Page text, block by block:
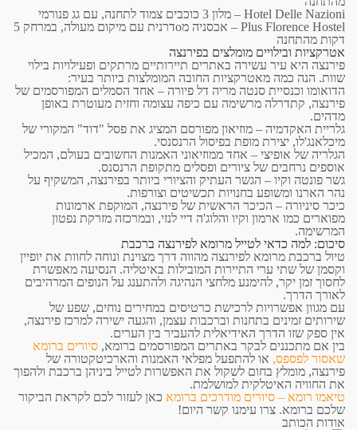
Hotel Delle Nazioni –
מלון 3 כוכבים צמוד לתחנה, עם גג פנורמי
Plus Florence Hostel –
אכסניה מοדרנית עם מיקום מעולה, במרחק 5
דקות מהתחנה
אטרקציות ובילויים מומלצים בפירנצה
פירנצה היא עיר עשירה באתרים תיירותיים מרתקים ופעילויות בילוי
שוות. הנה כמה מאטרקציות החובה המומלצות ביותר בעיר:
הדואומו וכנסיית סנטה מריה דל פיורה – אחד הסמלים המפורסמים של
פירנצה, קתדרלה מרשימה עם כיפה עצומה וחזית מעוטרת באופן
מדהים.
גלריית האקדמיה – מוזיאון מפורסם המציג את פסל "דוד" המקורי של
מיכלאנג'לו, יצירת מופת בפיסול הרנסנסי.
הגלריה של אופיצי – אחד ממוזיאוני האמנות החשובים בעולם, המכיל
אוספים נרחבים של ציורים ופסלים מתקופת הרנסנס.
גשר פונטה וקיו – הגשר העתיק והציורי ביותר בפירנצה, המשקיף על
נהר הארנו ומשופע בחנויות תכשיטים וצורפות.
כיכר סיניורה – הכיכר הראשית של פירנצה, המוקפת ארמונות
מפוארים כמו ארמון וקיו והלוג'ה דיי לנזי, ובמרכזה מזרקת נפטון
המרשימה.
סיכום: למה כדאי לטייל מרומא לפירנצה ברכבת
טיול ברכבת מרומא לפירנצה מהווה דרך מצוינת ונוחה לחוות את יופיין
וקסמן של שתי ערי התיירות המובילות באיטליה. הנסיעה מאפשרת
לחסוך זמן יקר, להימנע מלחצי הנהיגה ולהתענג על הנופים המרהיבים
לאורך הדרך.
עם מגוון אפשרויות לרכישת כרטיסים במחירים נוחים, שפע של
שירותים זמינים בתחנות וברכבות עצמן, והגעה ישירה למרכז פירנצה,
אין ספק שזו הדרך האידיאלית להעביר בין הערים.
בין אם מתכננים לבקר באתרים המפורסמים ברומא, סיורים ברומא
שאסור לפספס, או להתפעל מפלאי האמנות והארכיטקטורה של
פירנצה, מומלץ בחום לשקול את האפשרות לטייל ביניהן ברכבת ולהפוך
את החוויה האיטלקית למושלמת.
טיאמו רומא – סיורים מודרכים ברומא כאן לעזור לכם לקראת הביקור
שלכם ברומא. צרו עימנו קשר היום!
אודות הכותב